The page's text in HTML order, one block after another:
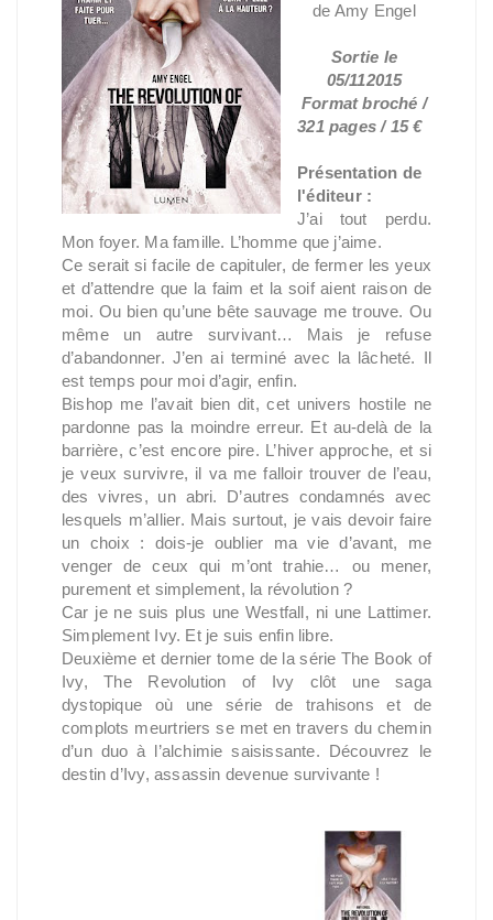
de Amy Engel
Sortie le
05/112015
Format broché /
321 pages / 15 €
Présentation de
l'éditeur :
J’ai tout perdu.
Mon foyer. Ma famille. L’homme que j’aime.
Ce serait si facile de capituler, de fermer les yeux
et d’attendre que la faim et la soif aient raison de
moi. Ou bien qu’une bête sauvage me trouve. Ou
même un autre survivant… Mais je refuse
d’abandonner. J’en ai terminé avec la lâcheté. Il
est temps pour moi d’agir, enfin.
Bishop me l’avait bien dit, cet univers hostile ne
pardonne pas la moindre erreur. Et au-delà de la
barrière, c’est encore pire. L’hiver approche, et si
je veux survivre, il va me falloir trouver de l’eau,
des vivres, un abri. D’autres condamnés avec
lesquels m’allier. Mais surtout, je vais devoir faire
un choix : dois-je oublier ma vie d’avant, me
venger de ceux qui m’ont trahie… ou mener,
purement et simplement, la révolution ?
Car je ne suis plus une Westfall, ni une Lattimer.
Simplement Ivy. Et je suis enfin libre.
Deuxième et dernier tome de la série The Book of
Ivy, The Revolution of Ivy clôt une saga
dystopique où une série de trahisons et de
complots meurtriers se met en travers du chemin
d’un duo à l’alchimie saisissante. Découvrez le
destin d’Ivy, assassin devenue survivante !